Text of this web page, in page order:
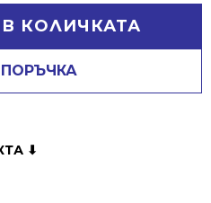
КОЛИЧКАТА
⬇